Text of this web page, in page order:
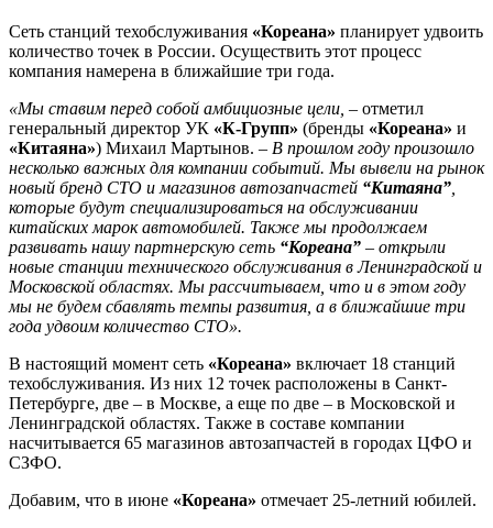
Сеть станций техобслуживания «Кореана» планирует удвоить
количество точек в России. Осуществить этот процесс
компания намерена в ближайшие три года.
«Мы ставим перед собой амбициозные цели, – отметил
генеральный директор УК «К-Групп» (бренды «Кореана» и
«Китаяна») Михаил Мартынов. – В прошлом году произошло
несколько важных для компании событий. Мы вывели на рынок
новый бренд СТО и магазинов автозапчастей “Китаяна”
которые будут специализироваться на обслуживании
китайских марок автомобилей. Также мы продолжаем
развивать нашу партнерскую сеть “Кореана” – открыли
новые станции технического обслуживания в Ленинградской и
Московской областях. Мы рассчитываем, что и в этом году
мы не будем сбавлять темпы развития, а в ближайшие три
года удвоим количество СТО».
В настоящий момент сеть «Кореана» включает 18 станций
техобслуживания. Из них 12 точек расположены в Санкт-
Петербурге, две – в Москве, а еще по две – в Московской и
Ленинградской областях. Также в составе компании
насчитывается 65 магазинов автозапчастей в городах ЦФО и
СЗФО.
Добавим, что в июне «Кореана» отмечает 25-летний юбилей.